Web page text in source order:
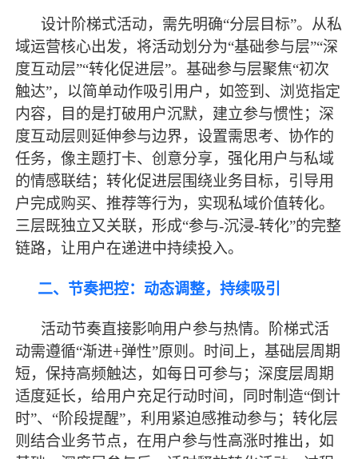
设计阶梯式活动，需先明确“分层目标”。从私
域运营核心出发，将活动划分为“基础参与层”“深
度互动层”“转化促进层”。基础参与层聚焦“初次
触达”，以简单动作吸引用户，如签到、浏览指定
内容，目的是打破用户沉默，建立参与惯性；深
度互动层则延伸参与边界，设置需思考、协作的
任务，像主题打卡、创意分享，强化用户与私域
的情感联结；转化促进层围绕业务目标，引导用
户完成购买、推荐等行为，实现私域价值转化。
三层既独立又关联，形成“参与-沉浸-转化”的完整
链路，让用户在递进中持续投入。
二、节奏把控：动态调整，持续吸引
活动节奏直接影响用户参与热情。阶梯式活
动需遵循“渐进+弹性”原则。时间上，基础层周期
短，保持高频触达，如每日可参与；深度层周期
适度延长，给用户充足行动时间，同时制造“倒计
时”、“阶段提醒”，利用紧迫感推动参与；转化层
则结合业务节点，在用户参与性高涨时推出，如